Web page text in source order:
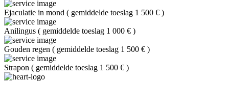
Ejaculatie in mond ( gemiddelde toeslag 1 500 € )
Anilingus ( gemiddelde toeslag 1 000 € )
Gouden regen ( gemiddelde toeslag 1 500 € )
Strapon ( gemiddelde toeslag 1 500 € )